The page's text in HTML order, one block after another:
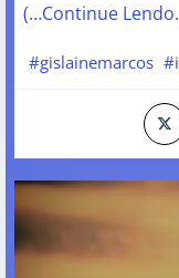
(…Continue
#gislainemarcos